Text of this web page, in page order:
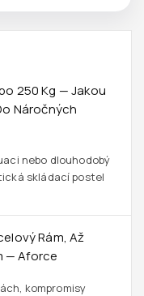
250 Kg — Jakou
Náročných
nebo dlouhodobý
skládací postel
Rám, Až
— Aforce
kompromisy